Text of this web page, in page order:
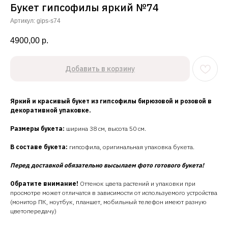
Букет гипсофилы яркий №74
Артикул: gips-s74
4900,00 р.
Добавить в корзину
Яркий и красивый букет из гипсофилы бирюзовой и розовой в
декоративной упаковке.
Размеры букета: ширина 38 см, высота 50 см.
В составе букета: гипсофила, оригинальная упаковка букета.
Перед доставкой обязательно высылаем фото готового букета!
Обратите внимание! Оттенок цвета растений и упаковки при
просмотре может отличатся в зависимости от используемого устройства
(монитор ПК, ноутбук, планшет, мобильный телефон имеют разную
цветопередачу)